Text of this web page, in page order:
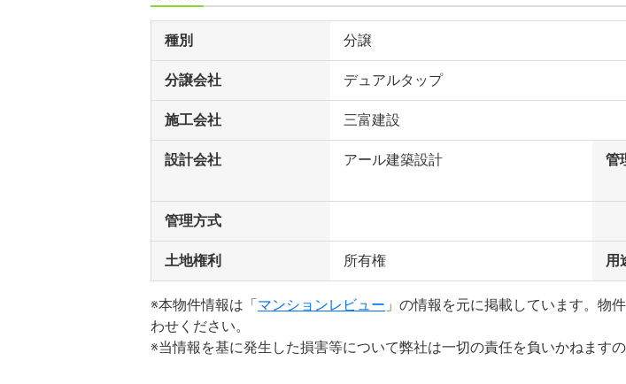
種別 分譲
分譲会社 デュアルタップ
施工会社 三富建設
設計会社 アール建築設計 管
管理方式
土地権利 所有権 用
※本物件情報は「 マンションレビュー 」の情報を元に掲載しています。物
わせください。
※当情報を基に発生した損害等について弊社は一切の責任を負いかねます